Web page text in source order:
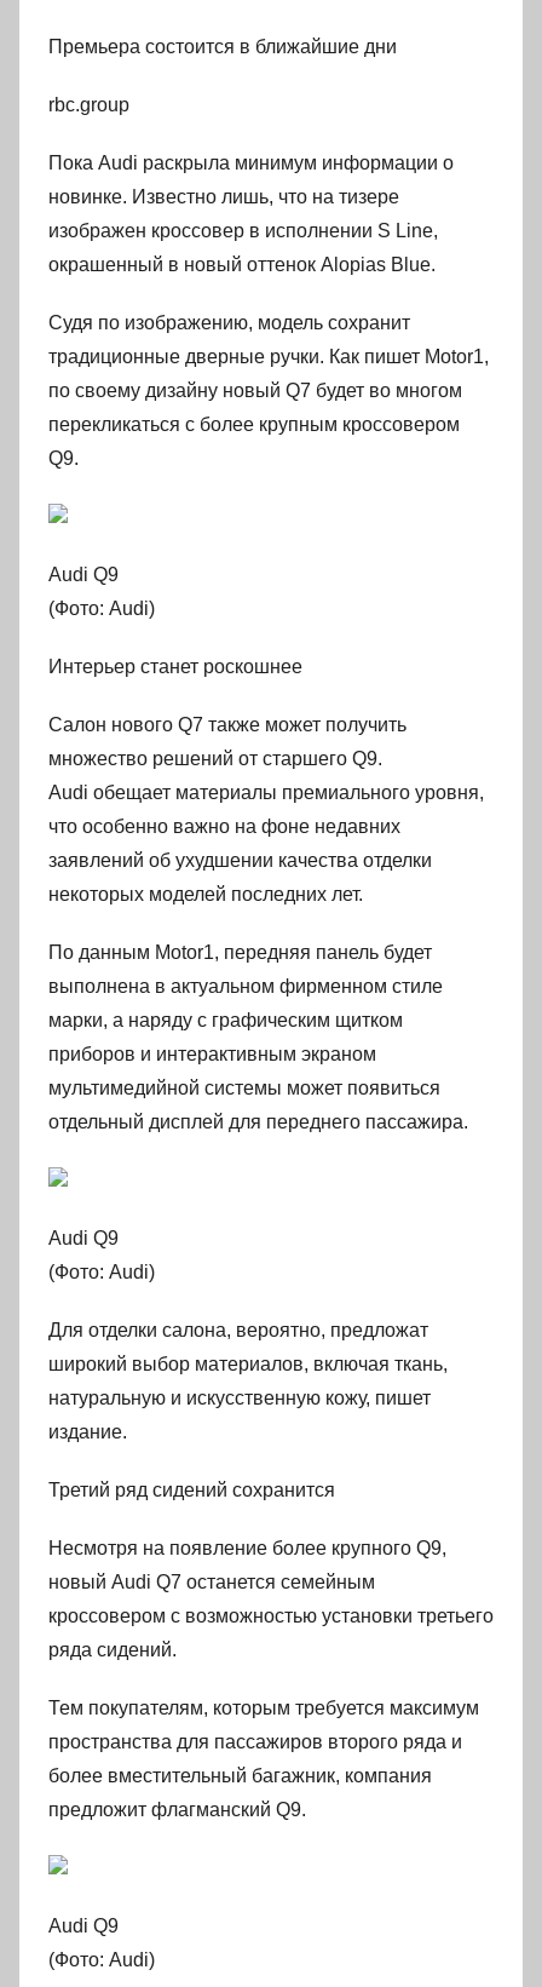
Премьера состоится в ближайшие дни
rbc.group
Пока Audi раскрыла минимум информации о
новинке. Известно лишь, что на тизере
изображен кроссовер в исполнении S Line,
окрашенный в новый оттенок Alopias Blue.
Судя по изображению, модель сохранит
традиционные дверные ручки. Как пишет Motor1,
по своему дизайну новый Q7 будет во многом
перекликаться с более крупным кроссовером
Q9.
Audi Q9
(Фото: Audi)
Интерьер станет роскошнее
Салон нового Q7 также может получить
множество решений от старшего Q9.
Audi обещает материалы премиального уровня,
что особенно важно на фоне недавних
заявлений об ухудшении качества отделки
некоторых моделей последних лет.
По данным Motor1, передняя панель будет
выполнена в актуальном фирменном стиле
марки, а наряду с графическим щитком
приборов и интерактивным экраном
мультимедийной системы может появиться
отдельный дисплей для переднего пассажира.
Audi Q9
(Фото: Audi)
Для отделки салона, вероятно, предложат
широкий выбор материалов, включая ткань,
натуральную и искусственную кожу, пишет
издание.
Третий ряд сидений сохранится
Несмотря на появление более крупного Q9,
новый Audi Q7 останется семейным
кроссовером с возможностью установки третьего
ряда сидений.
Тем покупателям, которым требуется максимум
пространства для пассажиров второго ряда и
более вместительный багажник, компания
предложит флагманский Q9.
Audi Q9
(Фото: Audi)